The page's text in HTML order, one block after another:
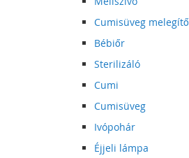
Cumisüveg melegítő
Bébiőr
Sterilizáló
Cumi
Cumisüveg
Ivópohár
Éjjeli lámpa